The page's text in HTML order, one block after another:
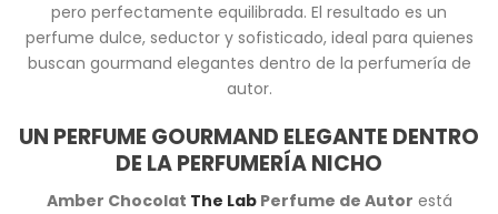
pero perfectamente equilibrada. El resultado es un
perfume dulce, seductor y sofisticado, ideal para quienes
buscan gourmand elegantes dentro de la perfumería de
autor.
UN PERFUME GOURMAND ELEGANTE DENTRO
DE LA PERFUMERÍA NICHO
Amber Chocolat The LabPerfume de Autor está